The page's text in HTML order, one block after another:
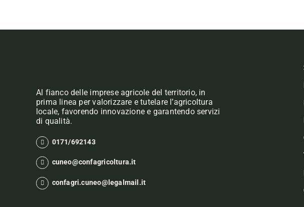
Al fianco delle imprese agricole del territorio, in
prima linea per valorizzare e tutelare l’agricoltura
locale, favorendo innovazione e garantendo servizi
di qualità.
0171/692143
cuneo@confagricoltura.it
confagri.cuneo@legalmail.it